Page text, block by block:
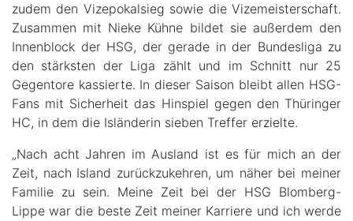
zudem den Vizepokalsieg sowie die Vizemeisterschaft.
Zusammen mit Nieke Kühne bildet sie außerdem den
Innenblock der HSG, der gerade in der Bundesliga zu
den stärksten der Liga zählt und im Schnitt nur 25
Gegentore kassierte. In dieser Saison bleibt allen HSG-
Fans mit Sicherheit das Hinspiel gegen den Thüringer
HC, in dem die Isländerin sieben Treffer erzielte.
„Nach acht Jahren im Ausland ist es für mich an der
Zeit, nach Island zurückzukehren, um näher bei meiner
Familie zu sein. Meine Zeit bei der HSG Blomberg-
Lippe war die beste Zeit meiner Karriere und ich werde